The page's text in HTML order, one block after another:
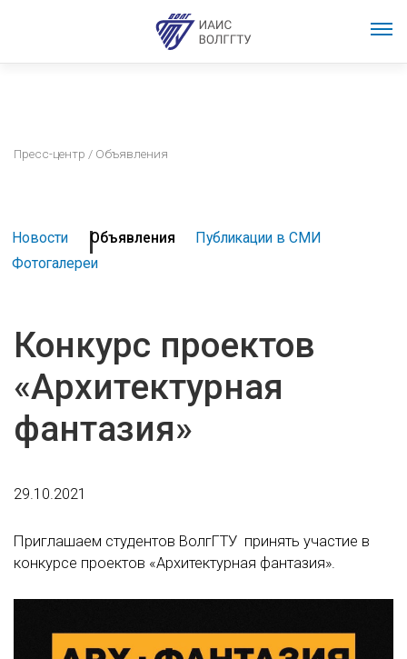
Пресс-центр / Объявления
Новости Объявления
Публикации в СМИ
Фотогалереи
Конкурс проектов
«Архитектурная
фантазия»
29.10.2021
Приглашаем студентов ВолгГТУ принять участие в
конкурсе проектов «Архитектурная фантазия».